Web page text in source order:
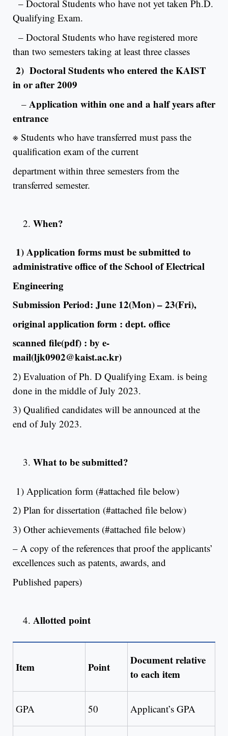
– Doctoral Students who have not yet taken Ph.D.
Qualifying Exam.
– Doctoral Students who have registered more
than two semesters taking at least three classes
2) Doctoral Students who entered the KAIST
in or after 2009
– Application within one and a half years after
entrance
※ Students who have transferred must pass the
qualification exam of the current
department within three semesters from the
transferred semester.
When?
1) Application forms must be submitted to
administrative office of the School of Electrical
Engineering
Submission Period: June 12(Mon) – 23(Fri),
original application form : dept. office
scanned file(pdf) : by e-
mail(ljk0902@kaist.ac.kr)
2) Evaluation of Ph. D Qualifying Exam. is being
done in the middle of July 2023.
3) Qualified candidates will be announced at the
end of July 2023.
What to be submitted?
1) Application form (#attached file below)
2) Plan for dissertation (#attached file below)
3) Other achievements (#attached file below)
– A copy of the references that proof the applicants’
excellences such as patents, awards, and
Published papers)
Allotted point
Item Point
Document relative
to each item
GPA 50 Applicant’s GPA